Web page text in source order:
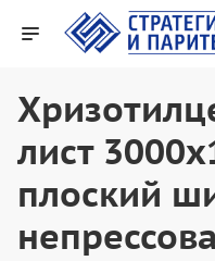
лист
плоский